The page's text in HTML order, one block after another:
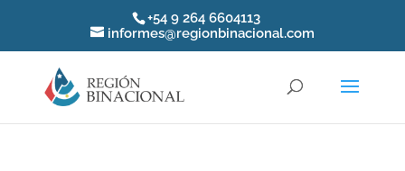
+54 9 264 6604113
informes@regionbinacional.com